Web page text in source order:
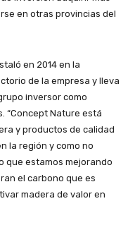
en otras provincias del
en 2014 en la
de la empresa y lleva
inversor como
“Concept Nature está
y productos de calidad
la región y como no
que estamos mejorando
el carbono que es
madera de valor en